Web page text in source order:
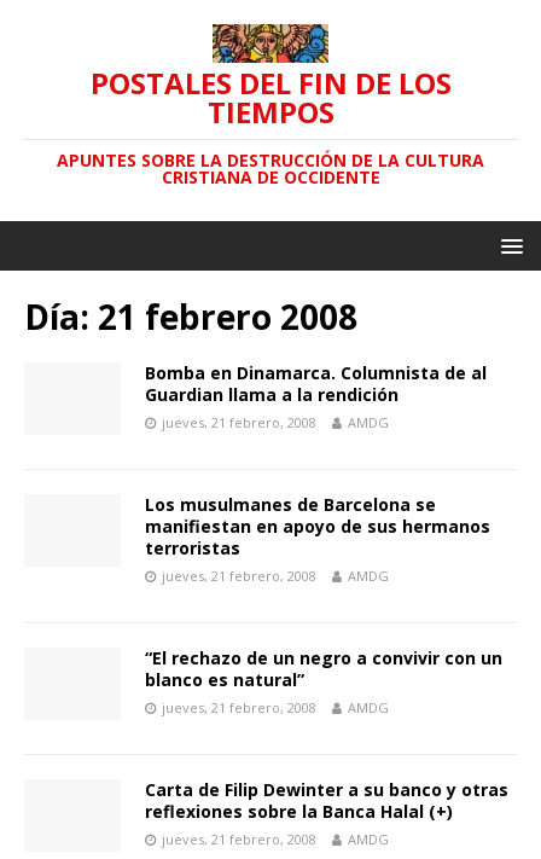
POSTALES DEL FIN DE LOS
TIEMPOS
APUNTES SOBRE LA DESTRUCCIÓN DE LA CULTURA
CRISTIANA DE OCCIDENTE
Día: 21 febrero 2008
Bomba en Dinamarca. Columnista de al
Guardian llama a la rendición
jueves, 21 febrero, 2008 AMDG
Los musulmanes de Barcelona se
manifiestan en apoyo de sus hermanos
terroristas
jueves, 21 febrero, 2008 AMDG
“El rechazo de un negro a convivir con un
blanco es natural”
jueves, 21 febrero, 2008 AMDG
Carta de Filip Dewinter a su banco y otras
reflexiones sobre la Banca Halal (+)
jueves, 21 febrero, 2008 AMDG